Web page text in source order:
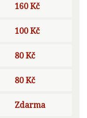
160 Kč
100 Kč
80 Kč
80 Kč
Zdarma